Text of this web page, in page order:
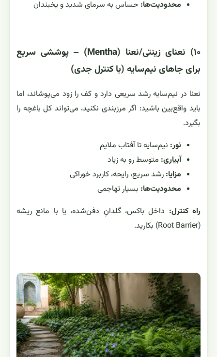
محدودیت‌ها: حساس به سرمای شدید و یخبندان
۱۰) نعنای زینتی/نعنا (Mentha) – پوششی سریع
برای جاهای نیم‌سایه (با کنترل جدی)
نعنا در نیم‌سایه رشد سریعی دارد و کف را زود می‌پوشاند، اما
باید واقع‌بین باشید: اگر مرزبندی نکنید، می‌تواند کل باغچه را
بگیرد.
نور: نیم‌سایه تا آفتاب ملایم
آبیاری: متوسط رو به زیاد
مزایا: رشد سریع، رایحه، کاربرد خوراکی
محدودیت‌ها: بسیار تهاجمی
راه کنترل: داخل باکس، گلدانِ دفن‌شده، یا با مانع ریشه
(Root Barrier) بکارید.